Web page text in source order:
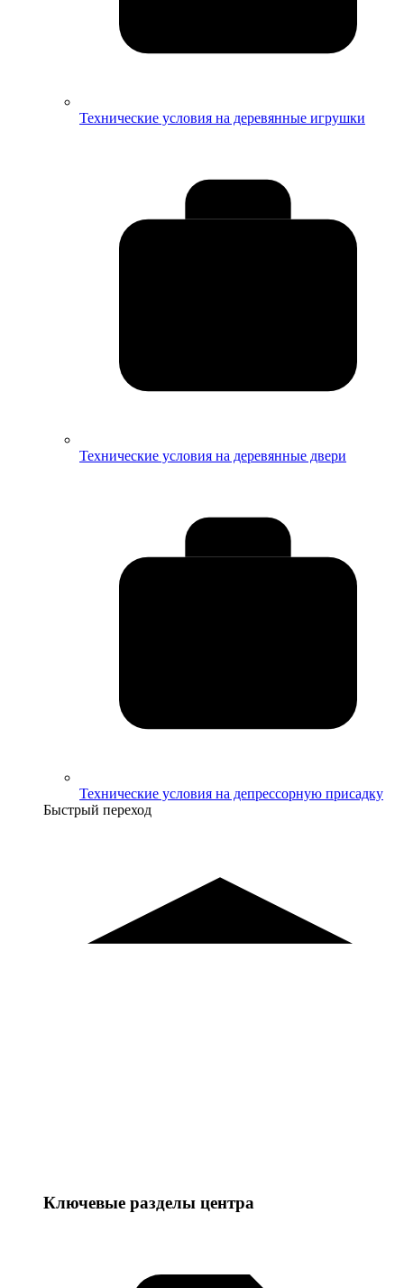
Технические условия на деревянные игрушки
Технические условия на деревянные двери
Технические условия на депрессорную присадку
Быстрый переход
Ключевые разделы центра